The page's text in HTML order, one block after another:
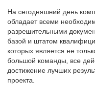
На сегодняшний день
обладает всеми
разрешительными
базой и штатом
которых является не
большой команды, все
достижение лучших
проекта.